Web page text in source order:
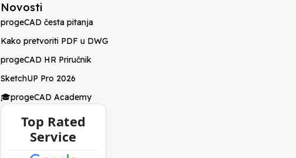
Novosti
progeCAD česta pitanja
Kako pretvoriti PDF u DWG
progeCAD HR Priručnik
SketchUP Pro 2026
🎓progeCAD Academy
Top Rated
Service